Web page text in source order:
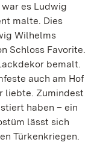
es Ludwig
malte. Dies
Wilhelms
Schloss Favorite.
bemalt.
auch am Hof
liebte. Zumindest
haben – ein
lässt sich
Türkenkriegen.